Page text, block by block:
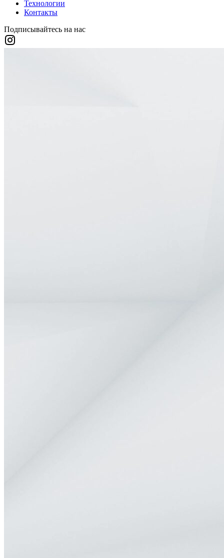
Технологии
Контакты
Подписывайтесь на нас